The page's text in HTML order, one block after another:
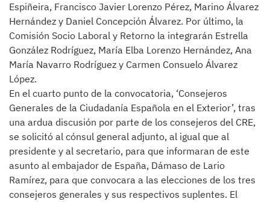
Espiñeira, Francisco Javier Lorenzo Pérez, Marino Álvarez
Hernández y Daniel Concepción Álvarez. Por último, la
Comisión Socio Laboral y Retorno la integrarán Estrella
González Rodríguez, María Elba Lorenzo Hernández, Ana
María Navarro Rodríguez y Carmen Consuelo Álvarez
López.
En el cuarto punto de la convocatoria, ‘Consejeros
Generales de la Ciudadanía Española en el Exterior’, tras
una ardua discusión por parte de los consejeros del CRE,
se solicitó al cónsul general adjunto, al igual que al
presidente y al secretario, para que informaran de este
asunto al embajador de España, Dámaso de Lario
Ramírez, para que convocara a las elecciones de los tres
consejeros generales y sus respectivos suplentes. El